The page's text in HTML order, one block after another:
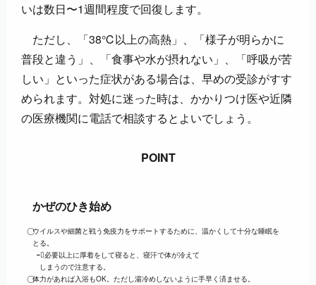
いは数日〜1週間程度で回復します。
ただし、「38℃以上の高熱」、「様子が明らかに
普段と違う」、「食事や水が摂れない」、「呼吸が苦
しい」といった症状がある場合は、早めの受診がすす
められます。対処に迷った時は、かかりつけ医や近隣
の医療機関に電話で相談するとよいでしょう。
POINT
かぜのひき始め
⃝ウイルスや細菌と戦う免疫力をサポートするために、温かくして十分な睡眠を
とる。
⇨必要以上に厚着をして寝ると、寝汗で体が冷えて
しまうので注意する。
⃝体力があれば入浴もOK。ただし湯冷めしないように手早く済ませる。